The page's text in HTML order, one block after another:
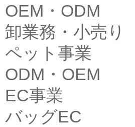
OEM・ODM
卸業務・小売り
ペット事業
ODM・OEM
EC事業
バッグEC